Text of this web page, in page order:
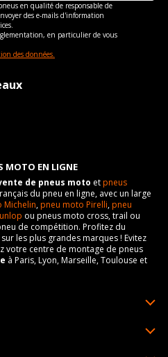
en qualité de responsable de
des e-mails d'information
en particulier de vous
des données.
MOTO EN LIGNE
de pneus moto etpneus
du pneu en ligne, avec un large
Michelin,pneu moto Pirelli,pneu
ou pneus moto cross, trail ou
de compétition. Profitez du
les plus grandes marques ! Evitez
votre centre de montage de pneus
à Paris, Lyon, Marseille, Toulouse et